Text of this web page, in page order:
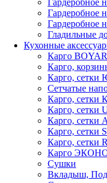
Гардеробное
Гардеробное
Гладильные
Кухонные
Карго
Карго,
Карго,
Сетчатые
Карго,
Карго, сетки
Карго, сетки
Карго, сетки
Карго, сетки
Карго
Сушки
Вкладыш,